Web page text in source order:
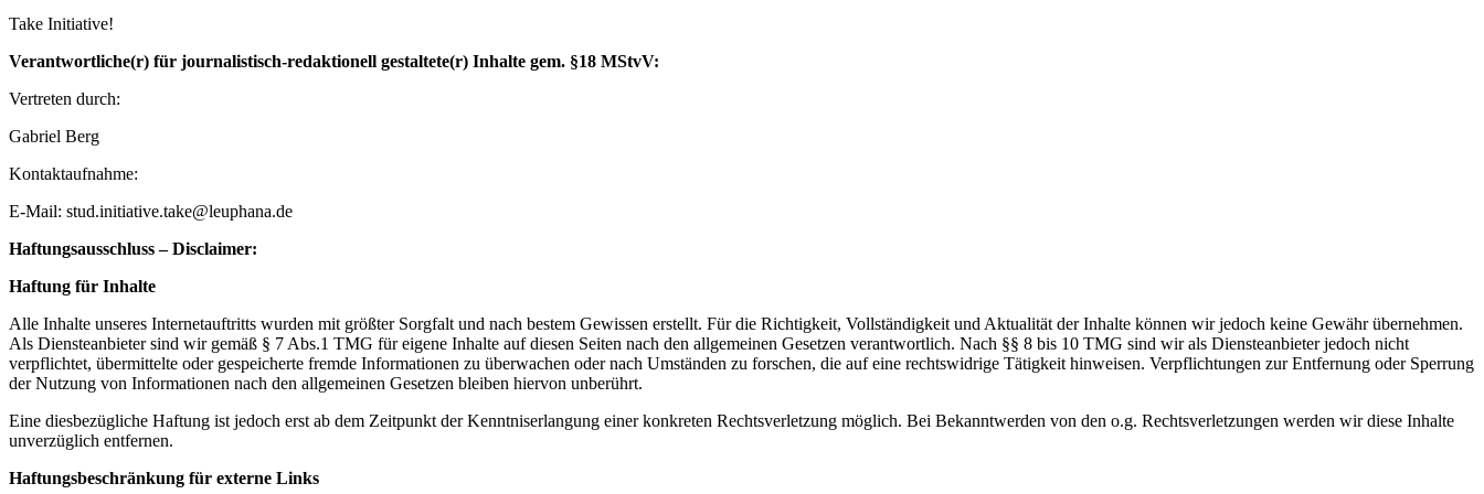
Take Initiative!
Verantwortliche(r) für journalistisch-redaktionell gestaltete(r) Inhalte gem. §18 MStvV:
Vertreten durch:
Gabriel Berg
Kontaktaufnahme:
E-Mail: stud.initiative.take@leuphana.de
Haftungsausschluss – Disclaimer:
Haftung für Inhalte
Alle Inhalte unseres Internetauftritts wurden mit größter Sorgfalt und nach bestem Gewissen erstellt. Für die Richtigkeit, Vollständigkeit und Aktualität der Inhalte können wir jedoch keine Gewähr übernehmen.
Als Diensteanbieter sind wir gemäß § 7 Abs.1 TMG für eigene Inhalte auf diesen Seiten nach den allgemeinen Gesetzen verantwortlich. Nach §§ 8 bis 10 TMG sind wir als Diensteanbieter jedoch nicht
verpflichtet, übermittelte oder gespeicherte fremde Informationen zu überwachen oder nach Umständen zu forschen, die auf eine rechtswidrige Tätigkeit hinweisen. Verpflichtungen zur Entfernung oder Sperrung
der Nutzung von Informationen nach den allgemeinen Gesetzen bleiben hiervon unberührt.
Eine diesbezügliche Haftung ist jedoch erst ab dem Zeitpunkt der Kenntniserlangung einer konkreten Rechtsverletzung möglich. Bei Bekanntwerden von den o.g. Rechtsverletzungen werden wir diese Inhalte
unverzüglich entfernen.
Haftungsbeschränkung für externe Links